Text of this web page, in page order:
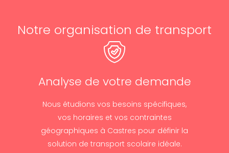
Notre organisation de transport
Analyse de votre demande
Nous étudions vos besoins spécifiques,
vos horaires et vos contraintes
géographiques à Castres pour définir la
solution de transport scolaire idéale.